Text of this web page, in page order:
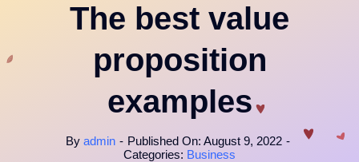
The best value
proposition
examples
By admin - Published On: August 9, 2022 -
Categories: Business